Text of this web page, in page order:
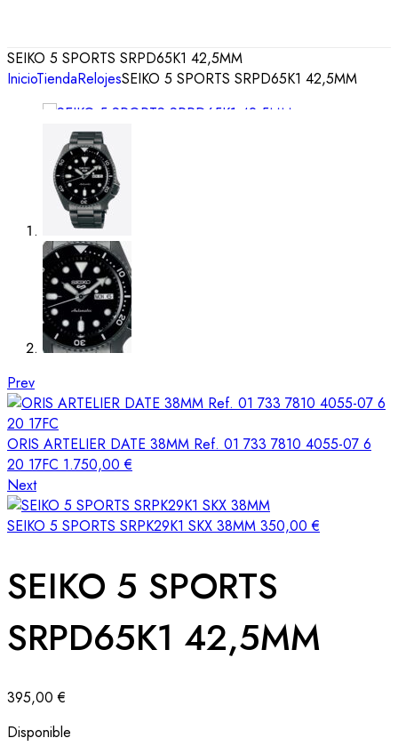
SEIKO 5 SPORTS SRPD65K1 42,5MM
InicioTiendaRelojesSEIKO 5 SPORTS SRPD65K1 42,5MM
Prev
ORIS ARTELIER DATE 38MM Ref. 01 733 7810 4055-07 6
20 17FC 1.750,00€
Next
SEIKO 5 SPORTS SRPK29K1 SKX 38MM 350,00€
SEIKO 5 SPORTS
SRPD65K1 42,5MM
395,00€
Disponible